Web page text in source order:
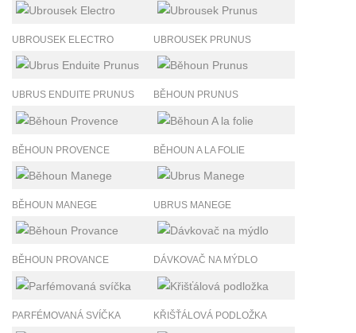
UBROUSEK ELECTRO UBROUSEK PRUNUS
UBRUS ENDUITE PRUNUS BĚHOUN PRUNUS
BĚHOUN PROVENCE BĚHOUN A LA FOLIE
BĚHOUN MANEGE UBRUS MANEGE
BĚHOUN PROVANCE DÁVKOVAČ NA MÝDLO
PARFÉMOVANÁ SVÍČKA KŘIŠŤÁLOVÁ PODLOŽKA